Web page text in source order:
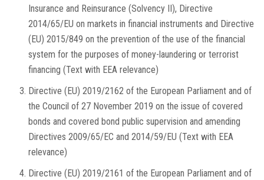
Insurance and Reinsurance (Solvency II), Directive
2014/65/EU on markets in financial instruments and Directive
(EU) 2015/849 on the prevention of the use of the financial
system for the purposes of money-laundering or terrorist
financing (Text with EEA relevance)
Directive (EU) 2019/2162 of the European Parliament and of
the Council of 27 November 2019 on the issue of covered
bonds and covered bond public supervision and amending
Directives 2009/65/EC and 2014/59/EU (Text with EEA
relevance)
Directive (EU) 2019/2161 of the European Parliament and of